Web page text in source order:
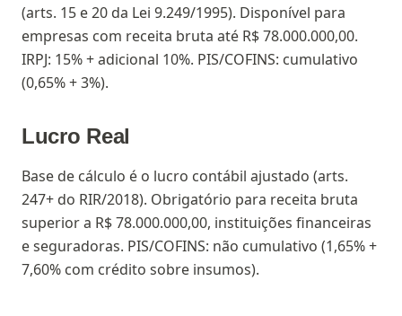
(arts. 15 e 20 da Lei 9.249/1995). Disponível para
empresas com receita bruta até R$ 78.000.000,00.
IRPJ: 15% + adicional 10%. PIS/COFINS: cumulativo
(0,65% + 3%).
Lucro Real
Base de cálculo é o lucro contábil ajustado (arts.
247+ do RIR/2018). Obrigatório para receita bruta
superior a R$ 78.000.000,00, instituições financeiras
e seguradoras. PIS/COFINS: não cumulativo (1,65% +
7,60% com crédito sobre insumos).